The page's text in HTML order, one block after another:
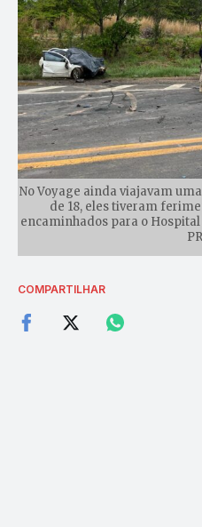
No Voyage ainda viajavam
de 18, eles tiveram
encaminhados para o
COMPARTILHAR